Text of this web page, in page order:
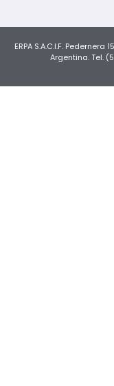
ERPA S.A.C.I.F.
Argentina. Tel.